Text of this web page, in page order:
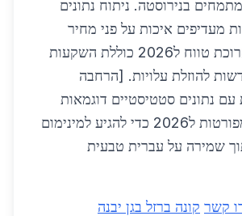
בנירוסטה. ניתוח נתונים
מעדיפים איכות על פני מחיר
נמוך. תחזית ארוכת טווח ל2026 כוללת השקעות
להוזלת עלויות. [הרחבה
נתונים סטטיסטיים דוגמאות
שוק ותחזיות מפורטות ל2026 כדי להגיע למינימום
תוך שמירה על עברית טבעית
קשר קונה ברזל בגן יבנה